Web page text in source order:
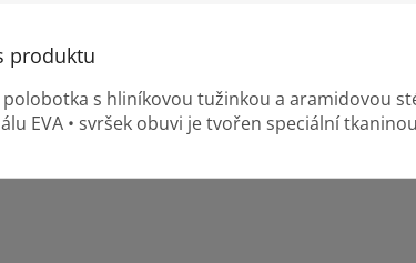
produktu
polobotka s hliníkovou tužinkou a aramidovou
EVA • svršek obuvi je tvořen speciální